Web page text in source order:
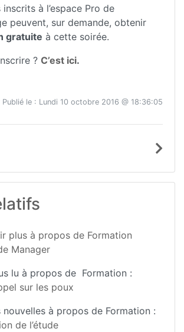
à l’espace Pro de
peuvent, sur demande, obtenir
gratuite à cette soirée.
? C’est ici.
Publié le : Lundi 10 octobre 2016 @ 18:36:05
plus à propos de Formation
Manager
lu à propos de Formation :
sur les poux
nouvelles à propos de Formation :
de l’étude